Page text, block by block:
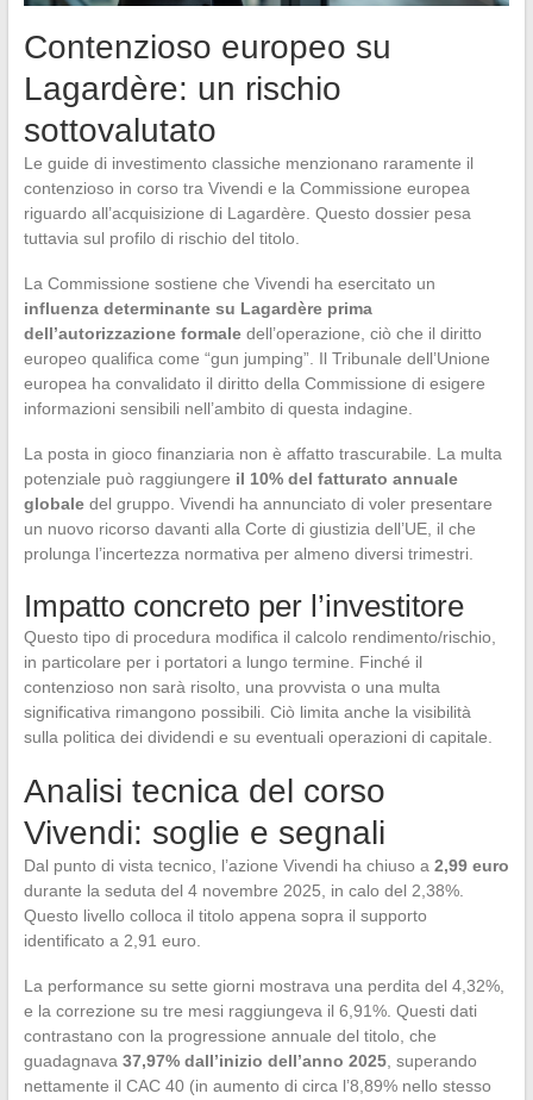
Contenzioso europeo su
Lagardère: un rischio
sottovalutato
Le guide di investimento classiche menzionano raramente il
contenzioso in corso tra Vivendi e la Commissione europea
riguardo all’acquisizione di Lagardère. Questo dossier pesa
tuttavia sul profilo di rischio del titolo.
La Commissione sostiene che Vivendi ha esercitato un
influenza determinante su Lagardère prima
dell’autorizzazione formaledell’operazione, ciò che il diritto
europeo qualifica come “gun jumping”. Il Tribunale dell’Unione
europea ha convalidato il diritto della Commissione di esigere
informazioni sensibili nell’ambito di questa indagine.
La posta in gioco finanziaria non è affatto trascurabile. La multa
potenziale può raggiungere il 10% del fatturato annuale
globaledel gruppo. Vivendi ha annunciato di voler presentare
un nuovo ricorso davanti alla Corte di giustizia dell’UE, il che
prolunga l’incertezza normativa per almeno diversi trimestri.
Impatto concreto per l’investitore
Questo tipo di procedura modifica il calcolo rendimento/rischio,
in particolare per i portatori a lungo termine. Finché il
contenzioso non sarà risolto, una provvista o una multa
significativa rimangono possibili. Ciò limita anche la visibilità
sulla politica dei dividendi e su eventuali operazioni di capitale.
Analisi tecnica del corso
Vivendi: soglie e segnali
Dal punto di vista tecnico, l’azione Vivendi ha chiuso a 2,99 euro
durante la seduta del 4 novembre 2025, in calo del 2,38%.
Questo livello colloca il titolo appena sopra il supporto
identificato a 2,91 euro.
La performance su sette giorni mostrava una perdita del 4,32%,
e la correzione su tre mesi raggiungeva il 6,91%. Questi dati
contrastano con la progressione annuale del titolo, che
guadagnava 37,97% dall’inizio dell’anno 2025, superando
nettamente il CAC 40 (in aumento di circa l’8,89% nello stesso